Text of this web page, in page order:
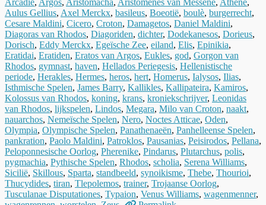
Arcadië, Argos, Aristomacha, Aristomenes van Messene, Athene,
Aulus Gellius, Axel Merckx, basileus, Boeotië, boulè, burgerrecht,
Cesare Maldini, Cicero, Croton, Damagetos, Daniel Maldini,
Diagoras van Rhodos, Diagoriden, dichter, Dodekanesos, Dorieus,
Dorisch, Eddy Merckx, Egeïsche Zee, eiland, Elis, Epinikia,
Eratidai, Eratiden, Eratos van Argos, Eukles, god, Gorgon van
Rhodos, gymnast, haven, Hellados Periegesis, Hellenistische
periode, Herakles, Hermes, heros, hert, Homerus, Ialysos, Ilias,
Isthmische Spelen, James Barry, Kallikles, Kallipateira, Kamiros,
Kolossus van Rhodos, koning, krans, kroniekschrijver, Leonidas
van Rhodos, lijkspelen, Lindos, Megara, Milo van Croton, naakt,
nauarchos, Nemeïsche Spelen, Nero, Noctes Atticae, Oden,
Olympia, Olympische Spelen, Panathenaeën, Panhelleense Spelen,
pankration, Paolo Maldini, Patroklos, Pausanias, Peisirodos, Pellana,
Peloponnesische Oorlog, Pherenike, Pindarus, Plutarchus, polis,
pygmachia, Pythische Spelen, Rhodos, scholia, Serena Williams,
Sicilië, Skillous, Sparta, standbeeld, synoikisme, Thebe, Thourioi,
Thucydides, tiran, Tlepolemos, trainer, Trojaanse Oorlog,
Tusculanae Disputationes, Typaion, Venus Williams, wagenmenner,